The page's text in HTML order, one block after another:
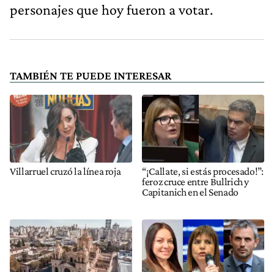
personajes que hoy fueron a votar.
TAMBIÉN TE PUEDE INTERESAR
Villarruel cruzó la línea roja
“¡Callate, si estás procesado!”:
feroz cruce entre Bullrich y
Capitanich en el Senado